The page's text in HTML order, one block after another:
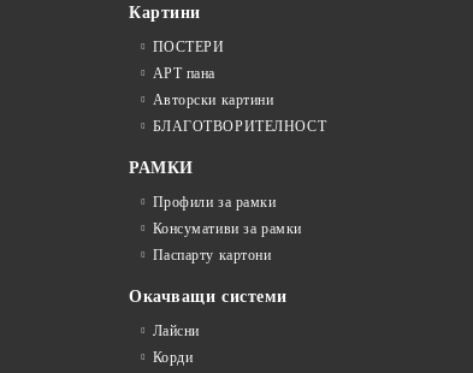
Картини
ПОСТЕРИ
АРТ пана
Авторски картини
БЛАГОТВОРИТЕЛНОСТ
РАМКИ
Профили за рамки
Консумативи за рамки
Паспарту картони
Окачващи системи
Лайсни
Корди